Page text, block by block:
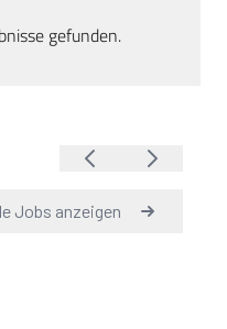
gefunden.